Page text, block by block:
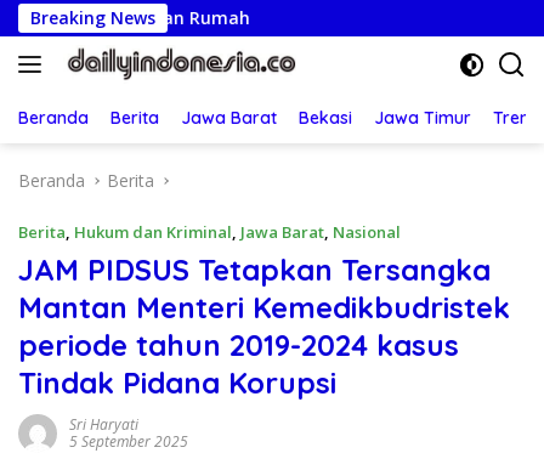
Langsung
ke
konten
Breaking News
Rumah
Beranda Berita Jawa Barat Bekasi Jawa Timur
Beranda Berita
Berita, Hukum dan Kriminal, Jawa Barat, Nasional
JAM PIDSUS Tetapkan Tersangka
Mantan Menteri Kemedikbudristek
periode tahun 2019-2024 kasus
Tindak Pidana Korupsi
Sri Haryati
5 September 2025